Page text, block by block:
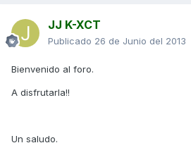
JJ K-XCT
Publicado 26 de Junio del 2013
Bienvenido al foro.
A disfrutarla!!
Un saludo.